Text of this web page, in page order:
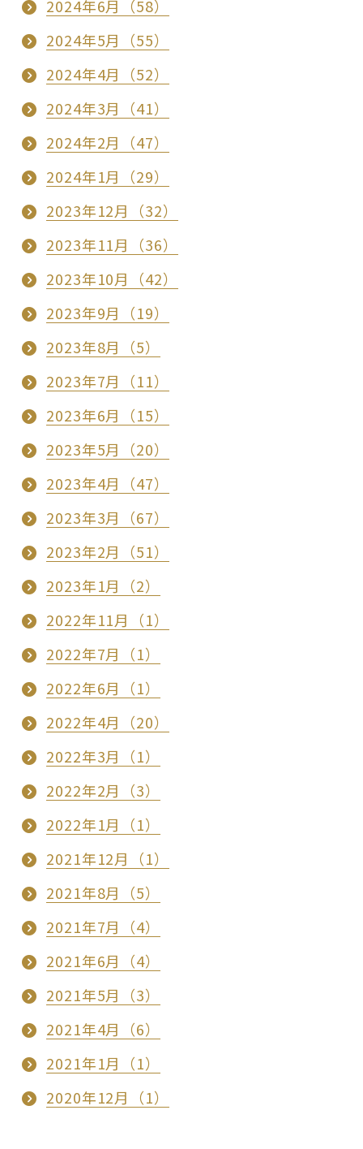
2024年6月（58）
2024年5月（55）
2024年4月（52）
2024年3月（41）
2024年2月（47）
2024年1月（29）
2023年12月（32）
2023年11月（36）
2023年10月（42）
2023年9月（19）
2023年8月（5）
2023年7月（11）
2023年6月（15）
2023年5月（20）
2023年4月（47）
2023年3月（67）
2023年2月（51）
2023年1月（2）
2022年11月（1）
2022年7月（1）
2022年6月（1）
2022年4月（20）
2022年3月（1）
2022年2月（3）
2022年1月（1）
2021年12月（1）
2021年8月（5）
2021年7月（4）
2021年6月（4）
2021年5月（3）
2021年4月（6）
2021年1月（1）
2020年12月（1）